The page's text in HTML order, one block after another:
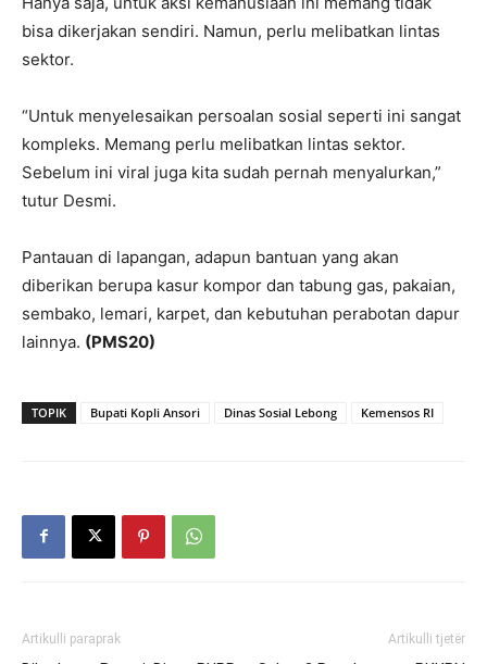
bisa dikerjakan sendiri. Namun, perlu melibatkan lintas
sektor.
“Untuk menyelesaikan persoalan sosial seperti ini sangat
kompleks. Memang perlu melibatkan lintas sektor.
Sebelum ini viral juga kita sudah pernah menyalurkan,”
tutur Desmi.
Pantauan di lapangan, adapun bantuan yang akan
diberikan berupa kasur kompor dan tabung gas, pakaian,
sembako, lemari, karpet, dan kebutuhan perabotan dapur
lainnya. (PMS20)
TOPIK Bupati Kopli Ansori Dinas Sosial Lebong Kemensos RI
Artikulli paraprak Artikulli tjetër